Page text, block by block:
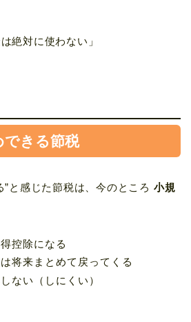
絶対に使わない」
できる節税
と感じた節税は、今のところ 小規
控除になる
将来まとめて戻ってくる
ない（しにくい）